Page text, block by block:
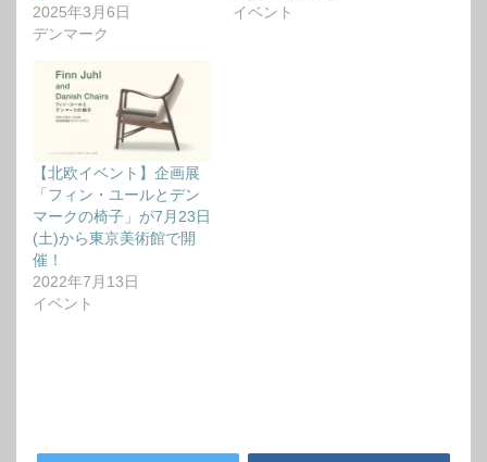
2025年3月6日
デンマーク
イベント
【北欧イベント】企画展
「フィン・ユールとデン
マークの椅子」が7月23日
(土)から東京美術館で開
催！
2022年7月13日
イベント